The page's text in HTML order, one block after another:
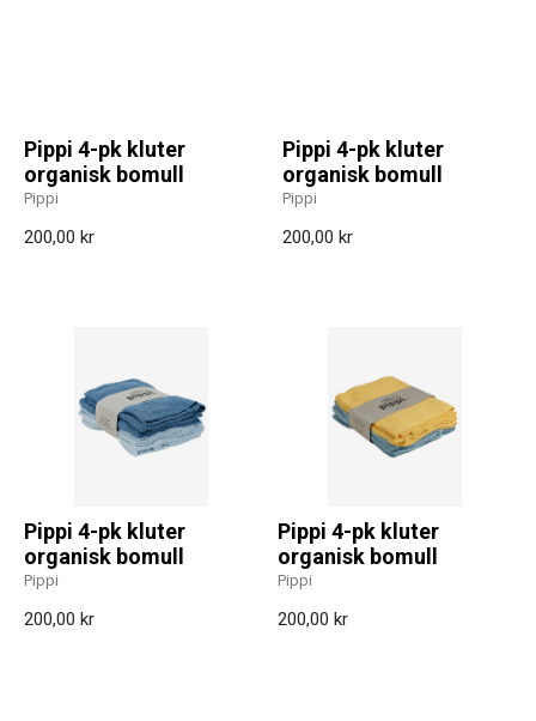
Pippi 4-pk kluter
organisk bomull
Pippi
200,00 kr
Pippi 4-pk kluter
organisk bomull
Pippi
200,00 kr
Pippi 4-pk kluter
organisk bomull
Pippi
200,00 kr
Pippi 4-pk kluter
organisk bomull
Pippi
200,00 kr